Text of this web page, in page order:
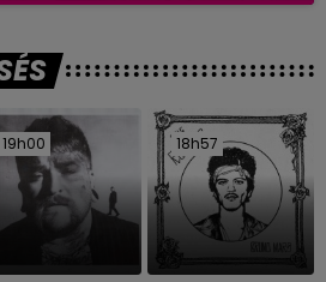
19h00
19h00 18h57
18h57